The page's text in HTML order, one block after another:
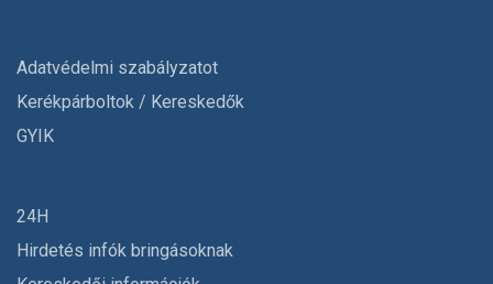
Adatvédelmi szabályzatot
Kerékpárboltok / Kereskedők
GYIK
24H
Hirdetés infók bringásoknak